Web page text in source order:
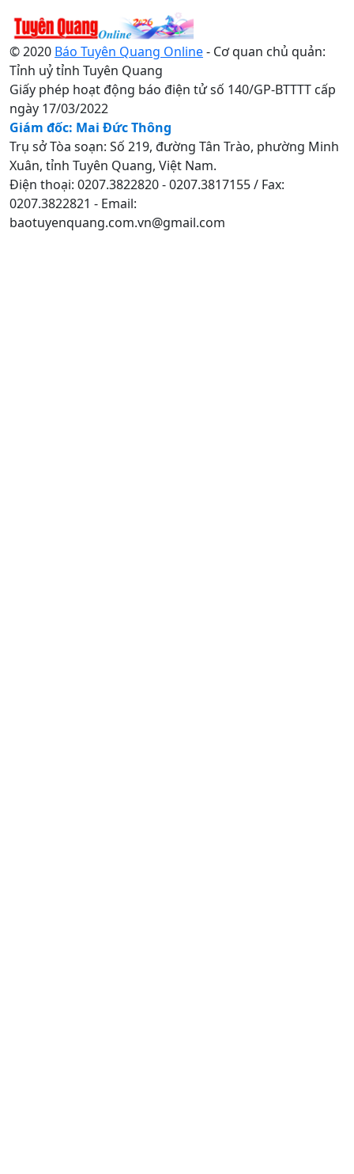
© 2020 Báo Tuyên Quang Online- Cơ quan chủ quản:
Tỉnh uỷ tỉnh Tuyên Quang
Giấy phép hoạt động báo điện tử số 140/GP-BTTTT cấp
ngày 17/03/2022
Giám đốc: Mai Đức Thông
Trụ sở Tòa soạn: Số 219, đường Tân Trào, phường Minh
Xuân, tỉnh Tuyên Quang, Việt Nam.
Điện thoại: 0207.3822820 - 0207.3817155 / Fax:
0207.3822821 - Email:
baotuyenquang.com.vn@gmail.com